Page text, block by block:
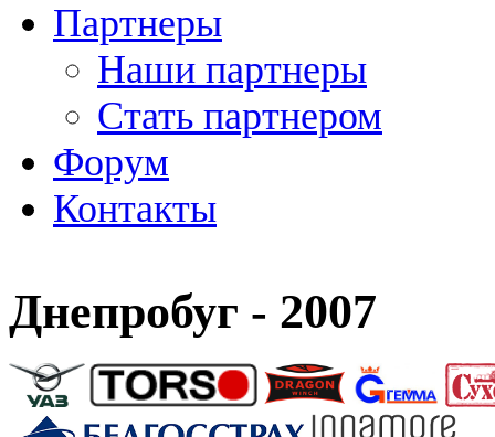
Партнеры
Наши партнеры
Стать партнером
Форум
Контакты
Днепробуг - 2007